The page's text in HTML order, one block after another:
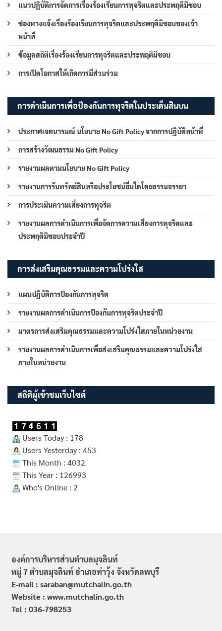
แนวปฏิบัติการจัดการเรื่องร้องเรียนการทุจริตและประพฤติมิชอบ
ช่องทางแจ้งเรื่องร้องเรียนการทุจริตและประพฤติมิชอบของเจ้า
หน้าที่
ข้อมูลสถิติเรื่องร้องเรียนการทุจริตและประพฤติมิชอบ
การเปิดโอกาสให้เกิดการมีส่วนร่วม
การดำเนินการเพื่อป้องกันการทุจริตในประเด็นสินบน
ประกาศเจตนารมณ์ นโยบาย No Gift Policy จากการปฏิบัติหน้าที่
การสร้างวัฒนธรรม No Gift Policy
รายงานผลตามนโยบาย No Gift Policy
รายงานการรับทรัพย์สินหรือประโยชน์อื่นใดโดยธรรมจรรยา
การประเมินความเสี่ยงการทุจริต
รายงานผลการดำเนินการเพื่อจัดการความเสี่ยงการทุจริตและ
ประพฤติมิชอบประจำปี
การส่งเสริมคุณธรรมและความโปร่งใส
แผนปฏิบัติการป้องกันการทุจริต
รายงานผลการดำเนินการป้องกันการทุจริตประจำปี
มาตรการส่งเสริมคุณธรรมและความโปร่งใสภายในหน่วยงาน
รายงานผลการดำเนินการเพื่อส่งเสริมคุณธรรมและความโปร่งใส
ภายในหน่วยงาน
สถิติผู้เข้าชมเว็บไซต์
Users Today : 178
Users Yesterday : 453
This Month : 4032
This Year : 126993
Who's Online : 2
องค์การบริหารส่วนตำบลมุจลินท์
หมู่ 7 ตำบลมุจลินท์ อำเภอท่าวุ้ง จังหวัดลพบุรี
E-mail : saraban@mutchalin.go.th
Website : www.mutchalin.go.th
Tel : 036-798253